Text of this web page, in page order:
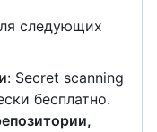
следующих
: Secret scanning
бесплатно.